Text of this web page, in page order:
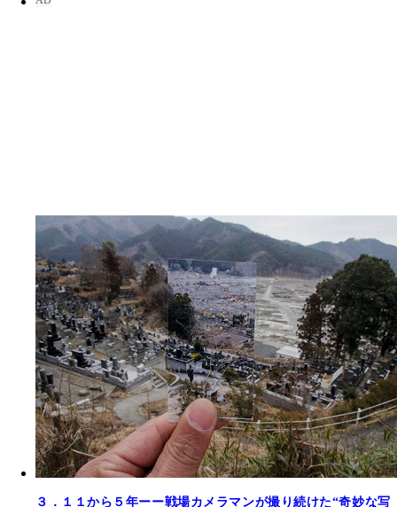
３．１１から５年ーー戦場カメラマンが撮り続けた“奇妙な写